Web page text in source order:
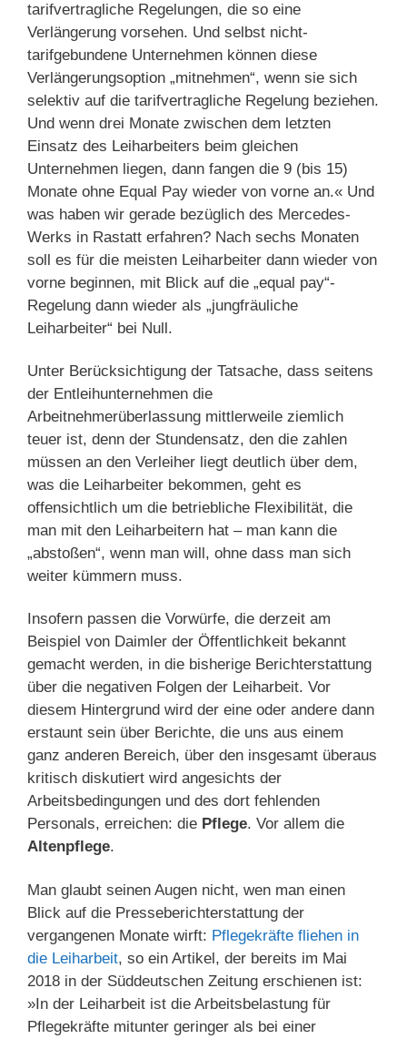
tarifvertragliche Regelungen, die so eine
Verlängerung vorsehen. Und selbst nicht-
tarifgebundene Unternehmen können diese
Verlängerungsoption „mitnehmen“, wenn sie sich
selektiv auf die tarifvertragliche Regelung beziehen.
Und wenn drei Monate zwischen dem letzten
Einsatz des Leiharbeiters beim gleichen
Unternehmen liegen, dann fangen die 9 (bis 15)
Monate ohne Equal Pay wieder von vorne an.« Und
was haben wir gerade bezüglich des Mercedes-
Werks in Rastatt erfahren? Nach sechs Monaten
soll es für die meisten Leiharbeiter dann wieder von
vorne beginnen, mit Blick auf die „equal pay“-
Regelung dann wieder als „jungfräuliche
Leiharbeiter“ bei Null.
Unter Berücksichtigung der Tatsache, dass seitens
der Entleihunternehmen die
Arbeitnehmerüberlassung mittlerweile ziemlich
teuer ist, denn der Stundensatz, den die zahlen
müssen an den Verleiher liegt deutlich über dem,
was die Leiharbeiter bekommen, geht es
offensichtlich um die betriebliche Flexibilität, die
man mit den Leiharbeitern hat – man kann die
„abstoßen“, wenn man will, ohne dass man sich
weiter kümmern muss.
Insofern passen die Vorwürfe, die derzeit am
Beispiel von Daimler der Öffentlichkeit bekannt
gemacht werden, in die bisherige Berichterstattung
über die negativen Folgen der Leiharbeit. Vor
diesem Hintergrund wird der eine oder andere dann
erstaunt sein über Berichte, die uns aus einem
ganz anderen Bereich, über den insgesamt überaus
kritisch diskutiert wird angesichts der
Arbeitsbedingungen und des dort fehlenden
Personals, erreichen: die Pflege. Vor allem die
Altenpflege.
Man glaubt seinen Augen nicht, wen man einen
Blick auf die Presseberichterstattung der
vergangenen Monate wirft: Pflegekräfte fliehen in
die Leiharbeit, so ein Artikel, der bereits im Mai
2018 in der Süddeutschen Zeitung erschienen ist:
»In der Leiharbeit ist die Arbeitsbelastung für
Pflegekräfte mitunter geringer als bei einer